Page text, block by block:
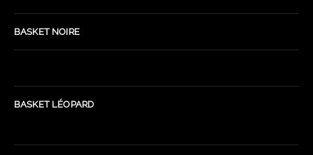
BASKET NOIRE
BASKET LÉOPARD